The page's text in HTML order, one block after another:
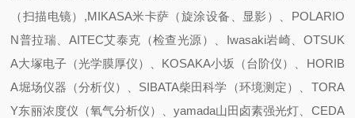
（扫描电镜）,MIKASA米卡萨（旋涂设备、显影）、POLARIO
N普拉瑞、AITEC艾泰克（检查光源）、Iwasaki岩崎、OTSUK
A大塚电子（光学膜厚仪）、KOSAKA小坂（台阶仪）、HORIB
A堀场仪器（分析仪）、SIBATA柴田科学（环境测定）、TORA
Y东丽浓度仪（氧气分析仪）、yamada山田卤素强光灯、CEDA